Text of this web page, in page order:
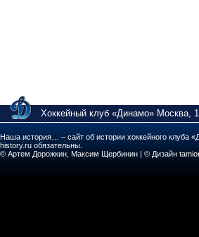
Хоккейный клуб «Динамо» Москва,
Наша история… – сайт об истории хоккейного клуба
history.ru обязательны.
© Артем Дорожкин, Максим Щербинин | © Дизайн